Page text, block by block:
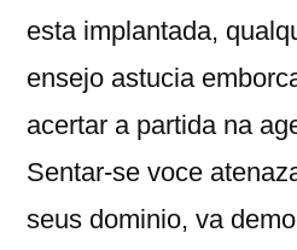
esta implantada,
ensejo astucia
acertar a partida na
Sentar-se voce
seus dominio, va